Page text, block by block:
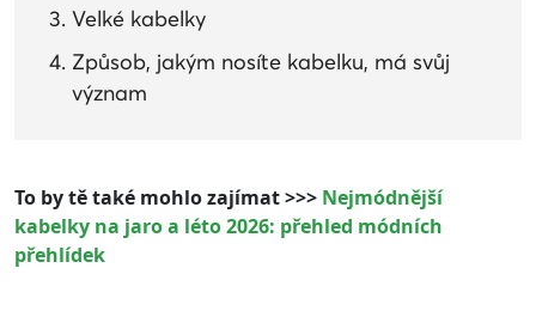
Velké kabelky
Způsob, jakým nosíte kabelku, má svůj
význam
To by tě také mohlo zajímat >>> Nejmódnější
kabelky na jaro a léto 2026: přehled módních
přehlídek